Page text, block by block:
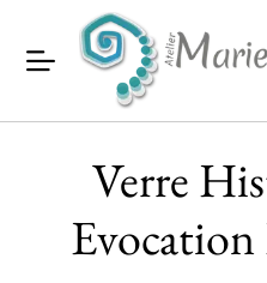
Verre